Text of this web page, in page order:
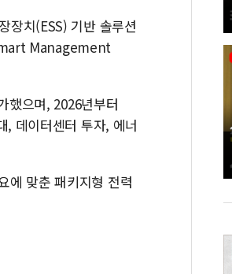
장치(ESS) 기반 솔루션
Management
했으며, 2026년부터
, 데이터센터 투자, 에너
에 맞춘 패키지형 전력